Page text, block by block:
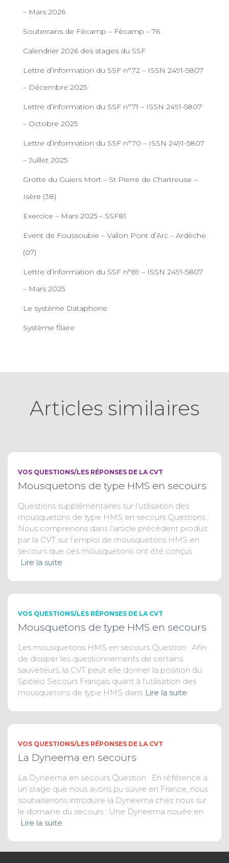
– Mars 2026
Souterrains de Fécamp – Fécamp – 76
Calendrier 2026 des stages du SSF
Lettre d’information du SSF n°72 – ISSN 2491-5807
– Décembre 2025
Lettre d’information du SSF n°71 – ISSN 2491-5807
– Octobre 2025
Lettre d’information du SSF n°70 – ISSN 2491-5807
– Juillet 2025
Grotte du Guiers Mort – St Pierre de Chartreuse –
Isère (38)
Exercice – Mars 2025 – SSF81
Event de Foussoubie – Vallon Pont d’Arc – Ardèche
(07)
Lettre d’information du SSF n°69 – ISSN 2491-5807
– Mars 2025
Le système Dataphone
Système filaire
Articles similaires
VOS QUESTIONS/LES RÉPONSES DE LA CVT
Mousquetons de type HMS en secours
Questions supplémentaires sur l’utilisation des
mousquetons de type HMS en secours Questions :
Nous comprenons dans l’article précédent produit
par la CVT sur l’emploi de mousquetons HMS en
secours que ces mousquetons ont été conçus
Lire la suite
VOS QUESTIONS/LES RÉPONSES DE LA CVT
Mousquetons de type HMS en secours
Les mousquetons HMS en secours Question : Afin
de dissiper les questionnements de certains
sauveteurs, la CVT peut elle donner la position du
Spéléo Secours Français quant à l’utilisation des
mousquetons de type HMS dans Lire la suite
VOS QUESTIONS/LES RÉPONSES DE LA CVT
La Dyneema en secours
La Dyneema en secours Question : En référence à
un stage que nous avons pu suivre en France, nous
souhaiterions introduire la Dyneema chez nous sur
le domaine du secours : Une Dyneema nouée en
Lire la suite